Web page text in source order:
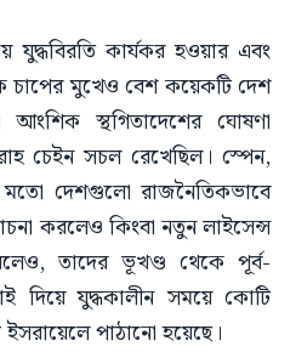
যুদ্ধবিরতি কার্যকর হওয়ার এবং
চাপের মুখেও বেশ কয়েকটি দেশ
আংশিক স্থগিতাদেশের ঘোষণা
চেইন সচল রেখেছিল। স্পেন,
মতো দেশগুলো রাজনৈতিকভাবে
করলেও কিংবা নতুন লাইসেন্স
তাদের ভূখণ্ড থেকে পূর্ব-
দিয়ে যুদ্ধকালীন সময়ে কোটি
পাঠানো হয়েছে।